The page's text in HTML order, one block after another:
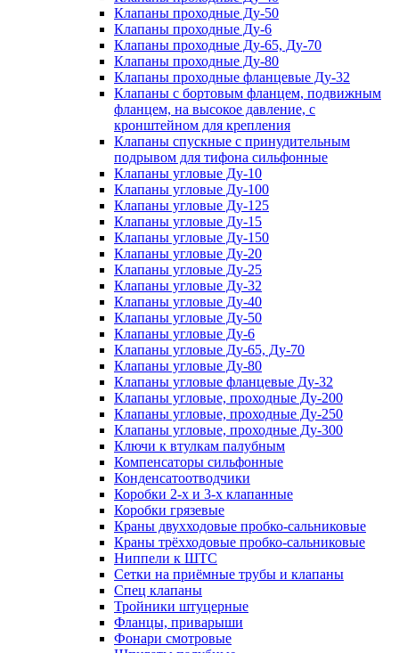
Клапаны проходные Ду-50
Клапаны проходные Ду-6
Клапаны проходные Ду-65, Ду-70
Клапаны проходные Ду-80
Клапаны проходные фланцевые Ду-32
Клапаны с бортовым фланцем, подвижным
фланцем, на высокое давление, с
кронштейном для крепления
Клапаны спускные с принудительным
подрывом для тифона сильфонные
Клапаны угловые Ду-10
Клапаны угловые Ду-100
Клапаны угловые Ду-125
Клапаны угловые Ду-15
Клапаны угловые Ду-150
Клапаны угловые Ду-20
Клапаны угловые Ду-25
Клапаны угловые Ду-32
Клапаны угловые Ду-40
Клапаны угловые Ду-50
Клапаны угловые Ду-6
Клапаны угловые Ду-65, Ду-70
Клапаны угловые Ду-80
Клапаны угловые фланцевые Ду-32
Клапаны угловые, проходные Ду-200
Клапаны угловые, проходные Ду-250
Клапаны угловые, проходные Ду-300
Ключи к втулкам палубным
Компенсаторы сильфонные
Конденсатоотводчики
Коробки 2-х и 3-х клапанные
Коробки грязевые
Краны двухходовые пробко-сальниковые
Краны трёхходовые пробко-сальниковые
Ниппели к ШТС
Сетки на приёмные трубы и клапаны
Спец клапаны
Тройники штуцерные
Фланцы, приварыши
Фонари смотровые